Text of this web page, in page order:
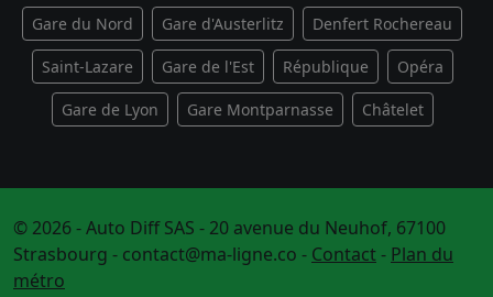
Gare du Nord Gare d'Austerlitz Denfert Rochereau
Saint-Lazare Gare de l'Est République Opéra
Gare de Lyon Gare Montparnasse Châtelet
© 2026 - Auto Diff SAS - 20 avenue du Neuhof, 67100
Strasbourg - contact@ma-ligne.co - Contact- Plan du
métro